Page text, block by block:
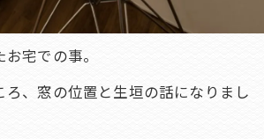
宅での事。
、窓の位置と生垣の話になりまし